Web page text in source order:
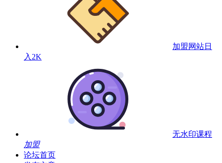
加盟网站日
入2K
无水印课程
加盟
论坛首页